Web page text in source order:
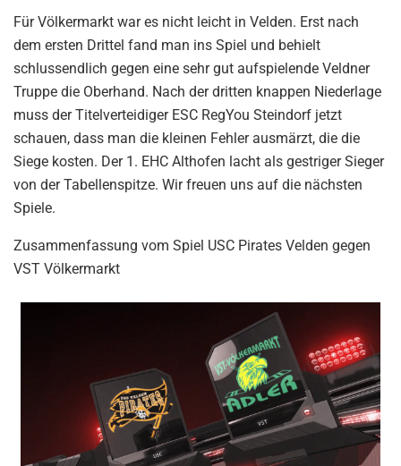
Für Völkermarkt war es nicht leicht in Velden. Erst nach
dem ersten Drittel fand man ins Spiel und behielt
schlussendlich gegen eine sehr gut aufspielende Veldner
Truppe die Oberhand. Nach der dritten knappen Niederlage
muss der Titelverteidiger ESC RegYou Steindorf jetzt
schauen, dass man die kleinen Fehler ausmärzt, die die
Siege kosten. Der 1. EHC Althofen lacht als gestriger Sieger
von der Tabellenspitze. Wir freuen uns auf die nächsten
Spiele.
Zusammenfassung vom Spiel USC Pirates Velden gegen
VST Völkermarkt